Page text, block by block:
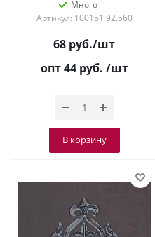
Много
Артикул: 100151.92.560
68 руб./шт
опт 44 руб. /шт
В корзину